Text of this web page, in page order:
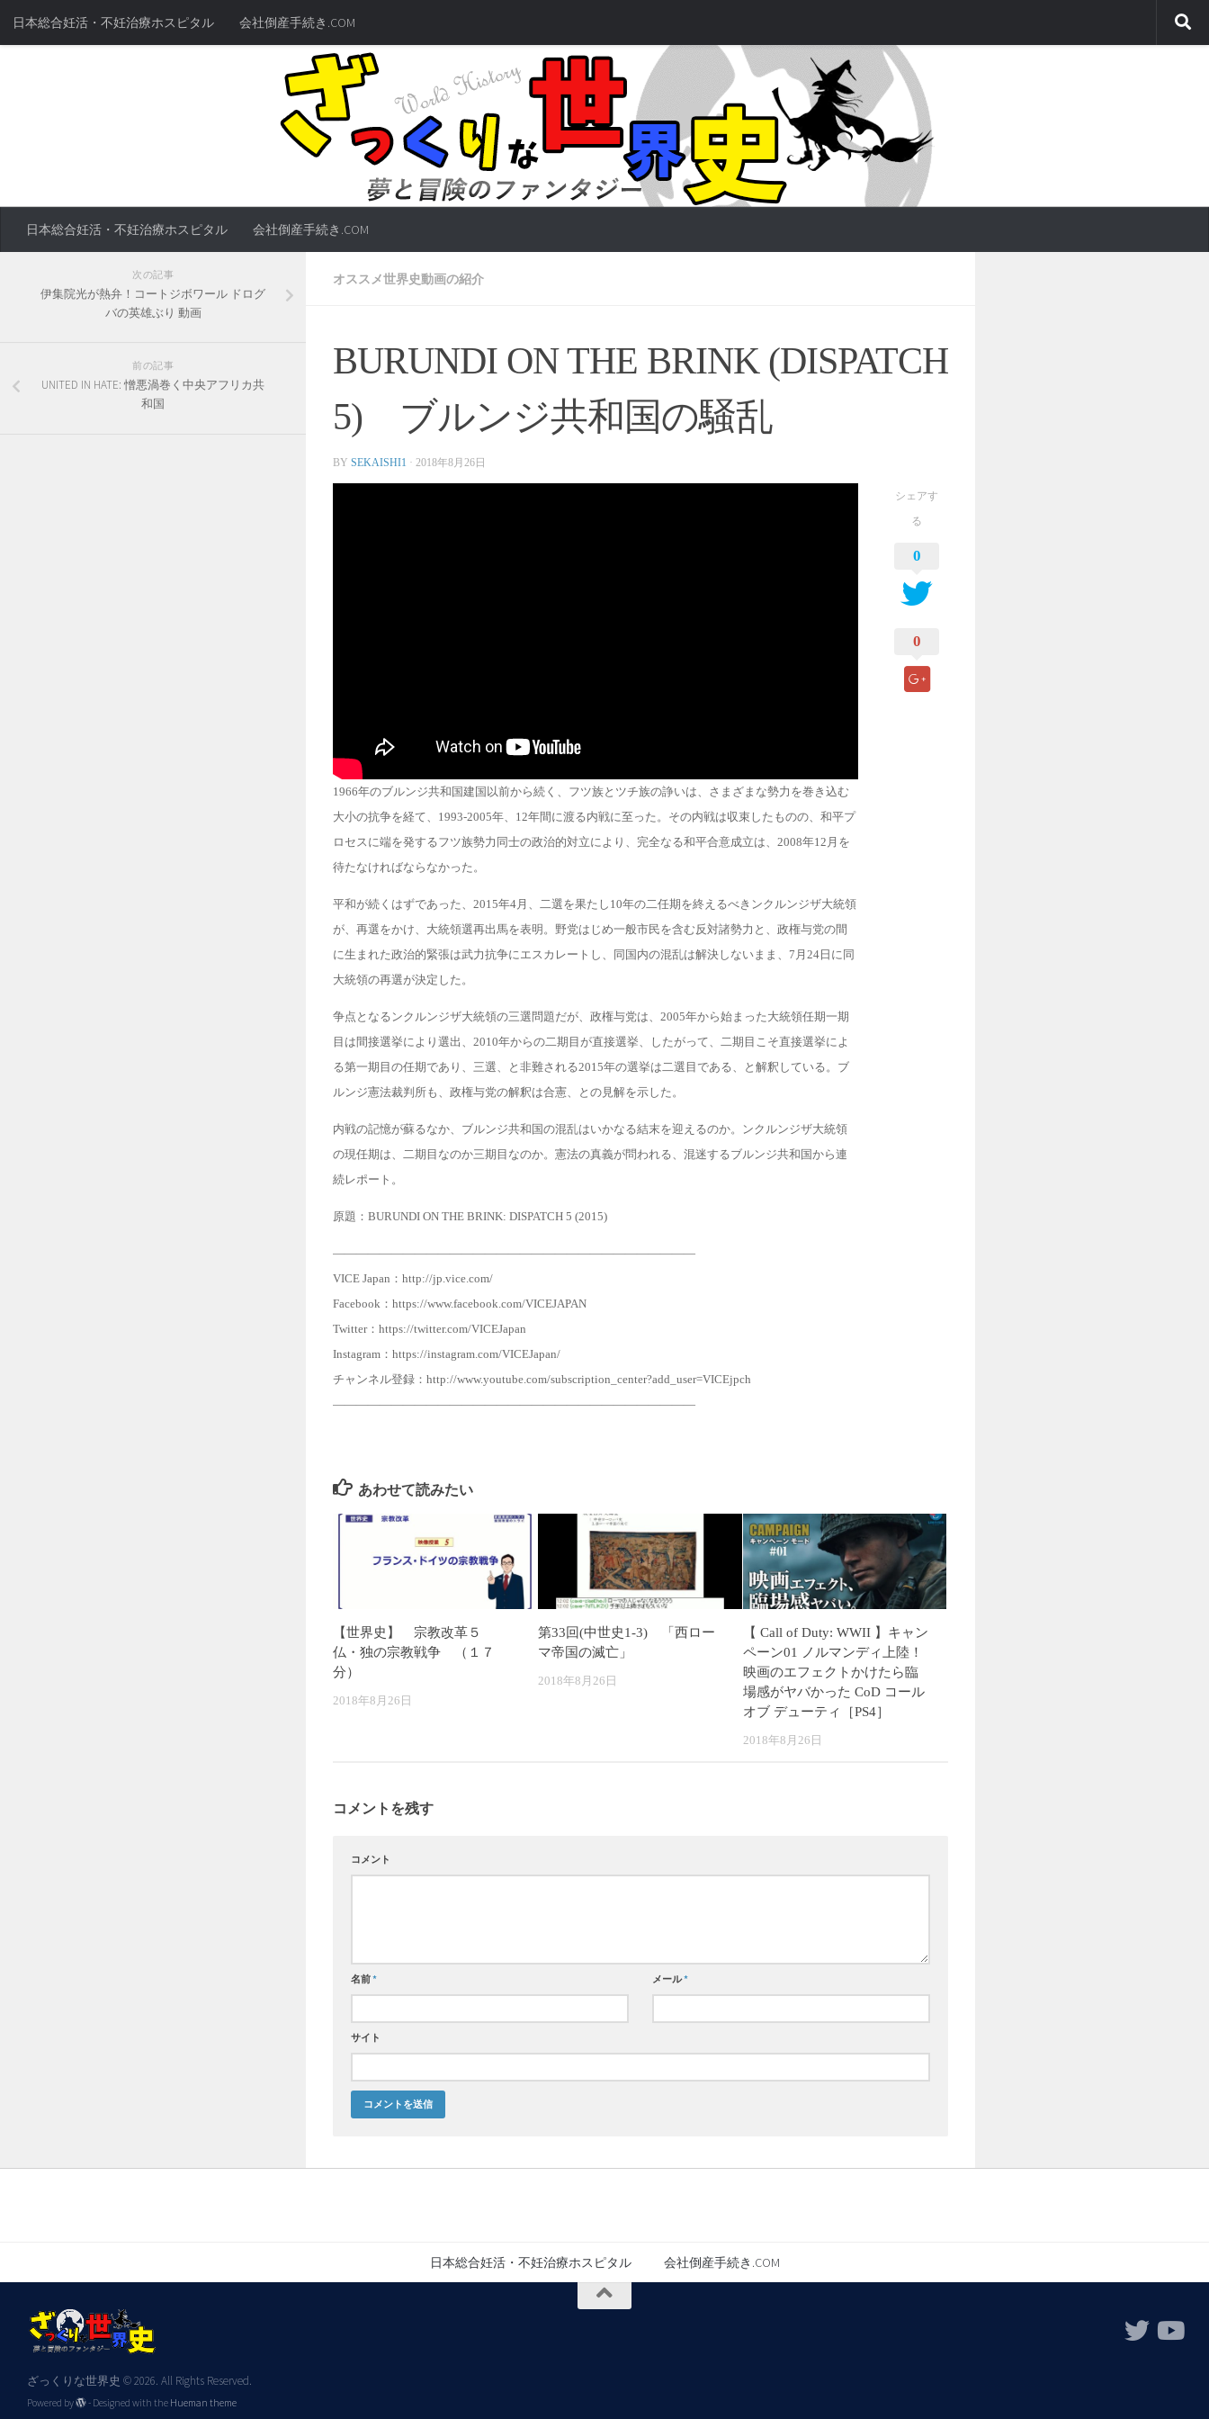
日本総合妊活・不妊治療ホスピタル 会社倒産手続き.COM
日本総合妊活・不妊治療ホスピタル 会社倒産手続き.COM
オススメ世界史動画の紹介
BURUNDI ON THE BRINK (DISPATCH
5) ブルンジ共和国の騒乱
BY SEKAISHI1 · 2018年8月26日
1966年のブルンジ共和国建国以前から続く、フツ族とツチ族の諍いは、さまざまな勢力を巻き込む
大小の抗争を経て、1993-2005年、12年間に渡る内戦に至った。その内戦は収束したものの、和平プ
ロセスに端を発するフツ族勢力同士の政治的対立により、完全なる和平合意成立は、2008年12月を
待たなければならなかった。
平和が続くはずであった、2015年4月、二選を果たし10年の二任期を終えるべきンクルンジザ大統領
が、再選をかけ、大統領選再出馬を表明。野党はじめ一般市民を含む反対諸勢力と、政権与党の間
に生まれた政治的緊張は武力抗争にエスカレートし、同国内の混乱は解決しないまま、7月24日に同
大統領の再選が決定した。
争点となるンクルンジザ大統領の三選問題だが、政権与党は、2005年から始まった大統領任期一期
目は間接選挙により選出、2010年からの二期目が直接選挙、したがって、二期目こそ直接選挙によ
る第一期目の任期であり、三選、と非難される2015年の選挙は二選目である、と解釈している。ブ
ルンジ憲法裁判所も、政権与党の解釈は合憲、との見解を示した。
内戦の記憶が蘇るなか、ブルンジ共和国の混乱はいかなる結末を迎えるのか。ンクルンジザ大統領
の現任期は、二期目なのか三期目なのか。憲法の真義が問われる、混迷するブルンジ共和国から連
続レポート。
原題：BURUNDI ON THE BRINK: DISPATCH 5 (2015)
———————————————————————————————
VICE Japan：http://jp.vice.com/
Facebook：https://www.facebook.com/VICEJAPAN
Twitter：https://twitter.com/VICEJapan
Instagram：https://instagram.com/VICEJapan/
チャンネル登録：http://www.youtube.com/subscription_center?add_user=VICEjpch
———————————————————————————————
シェアす
る
0
0
あわせて読みたい
【世界史】 宗教改革５
仏・独の宗教戦争 （１７
分）
2018年8月26日
第33回(中世史1-3) 「西ロー
マ帝国の滅亡」
2018年8月26日
【 Call of Duty: WWII 】キャン
ペーン01 ノルマンディ上陸！
映画のエフェクトかけたら臨
場感がヤバかった CoD コール
オブ デューティ［PS4］
2018年8月26日
コメントを残す
コメント
名前* メール*
サイト
次の記事
伊集院光が熱弁！コートジボワール ドログ
バの英雄ぶり 動画
前の記事
UNITED IN HATE: 憎悪渦巻く中央アフリカ共
和国
日本総合妊活・不妊治療ホスピタル 会社倒産手続き.COM
ざっくりな世界史 © 2026. All Rights Reserved.
Powered by - Designed with the Hueman theme